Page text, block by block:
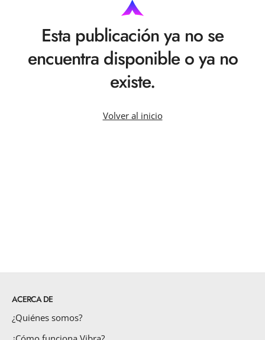
Esta publicación ya no se
encuentra disponible o ya no
existe.
Volver al inicio
ACERCA DE
¿Quiénes somos?